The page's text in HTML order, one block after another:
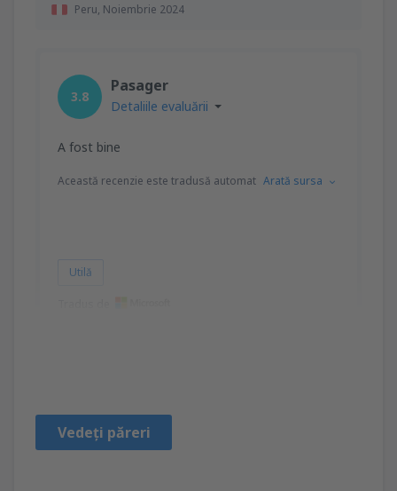
Peru, Noiembrie 2024
3.8
Pasager
Detaliile evaluării
A fost bine
Această recenzie este tradusă automat Arată sursa
Utilă
Vedeți păreri